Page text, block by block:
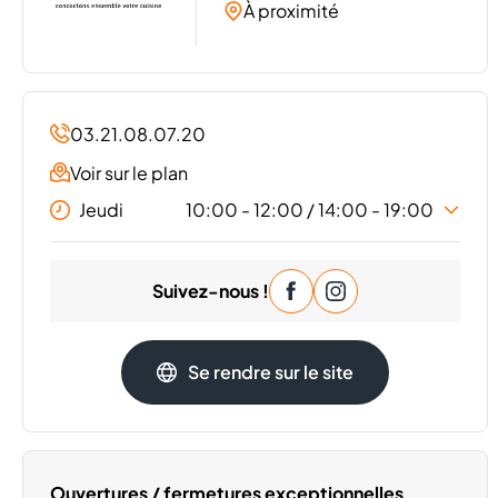
À proximité
03.21.08.07.20
Voir sur le plan
Jeudi
10:00 - 12:00 / 14:00 - 19:00
10:00 - 12:00
14:00 - 19:00
10:00 - 12:00 /14:00 - 19:00
Vendredi
14:00 - 19:00
Samedi
10:00 - 19:00
Suivez-nous !
Se rendre sur le site
Ouvertures / fermetures exceptionnelles